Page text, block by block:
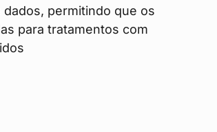
permitindo que os
para tratamentos com